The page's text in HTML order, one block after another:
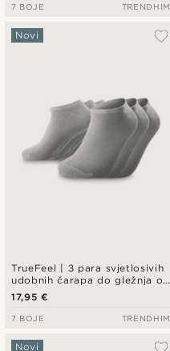
7 BOJE TRENDHIM
TrueFeel | 3 para svjetlosivih
udobnih čarapa do gležnja od
bambusa
Novi
17,95 €
7 BOJE TRENDHIM
Novi